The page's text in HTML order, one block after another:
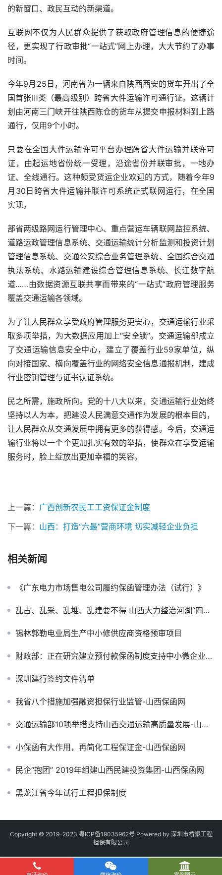
的新窗口、政民互动的新渠道。
互联网不仅为人民群众提供了获取政府管理信息的便捷途
径，更实现了行政审批“一站式”网上办理，大大节约了办事
时间。
今年9月 25日，河南省为一辆来自陕西西安的货车开出了全
国首张Ⅲ类（最高级别）跨省大件运输许可通行证。这辆计
划由河南三门峡开往陕西陈仓的货车从提交申报材料到上路
通行，仅用9个小时。
只要在全国大件运输许可平台办理跨省大件运输并联许可
证，由起运地省份统一受理，沿途省份并联审批，一地办
证、全线通行。这种颇受货运企业欢迎的方式，随着今年9
月 30日跨省大件运输并联许可系统正式联网运行，在全国
实现。
部省两级路网运行管理中心、重点营运车辆联网监控系统、
道路运政管理信息系统、交通运输统计分析监测和投资计划
管理信息系统、交通公安综合业务管理系统、全国综合交通
执法系统、水路运输建设综合管理信息系统、长江数字航
道……由数据资源互联共享而带来的“一站式”政府管理服务
覆盖交通运输各领域。
为了让人民群众享受政府管理服务更安心，交通运输行业采
取多项举措，为大数据应用加上“安全锁”。交通运输部成立
了交通运输信息安全中心，建立了覆盖行业59家单位，纵
向对接国家、横向覆盖行业的网络安全信息通报机制，建成
行业密钥管理与证书认证系统。
民之所需，施政所向。党的十八大以来，交通运输行业始终
坚持以人为本，把建设人民满意交通作为发展的根本目的，
让人民群众从交通发展中拥有更多的获得感。今后，交通运
输行业将以一个个更加扎实有效的举措，使群众在享受运输
服务时，脸上绽放出更加幸福的笑容。
上一篇： 广西创新农民工工资保证金制度
下一篇： 山西：打造“六最”营商环境 切实减轻企业负担
相关新闻
《广东电力市场售电公司履约保函管理办法（试行）》
乱占、乱采、乱堆、乱建要不得 山西大力整治河湖“四乱”——山西保函网
锡林郭勒电业局生产中小修供应商资格预审项目
财政部：正在研究建立预付款保函制度支持中小微企业-山西保函网
深圳建行签约文件清单
我省八个措施加强融资担保行业监管-山西保函网
交通运输部10项举措支持山西交通运输高质量发展-山西保函网
小保函有大作用，再简化工程保证金-山西保函网
民企“抱团” 2019年组建山西民建投资集团-山西保函网
黑龙江省今年试行工程担保制度
Copyright © 2019-2023 粤ICP备19035962号Powered by 深圳市桥聚工程
担保有限公司